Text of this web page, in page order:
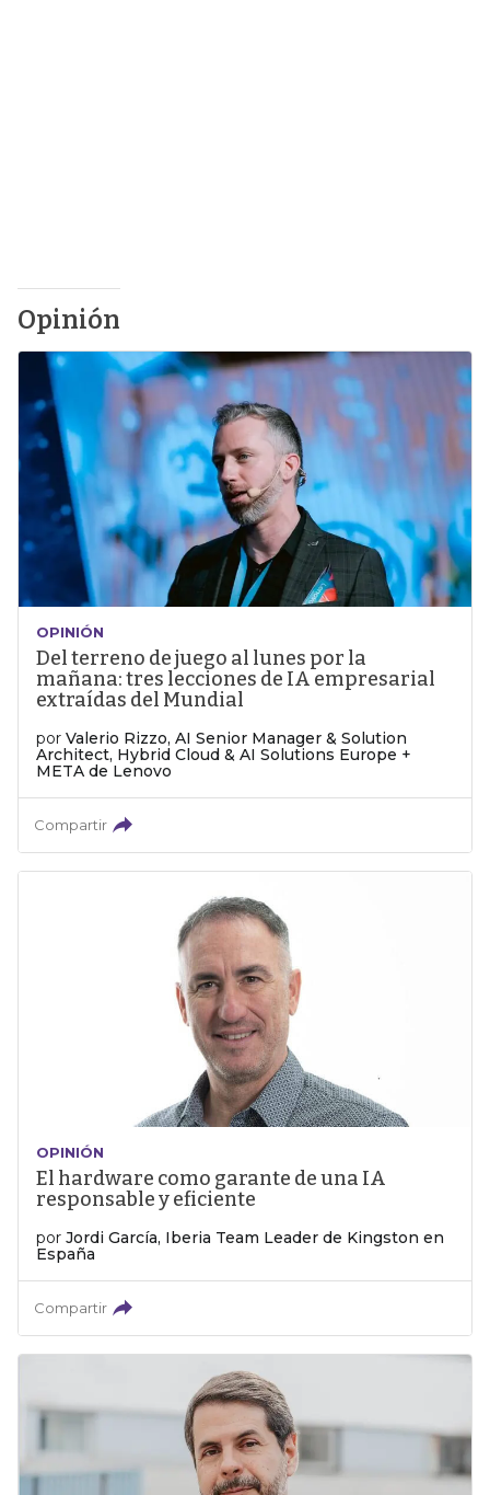
Opinión
OPINIÓN
Del terreno de juego al lunes por la
mañana: tres lecciones de IA empresarial
extraídas del Mundial
por Valerio Rizzo, AI Senior Manager & Solution
Architect, Hybrid Cloud & AI Solutions Europe +
META de Lenovo
Compartir
OPINIÓN
El hardware como garante de una IA
responsable y eficiente
por Jordi García, Iberia Team Leader de Kingston en
España
Compartir